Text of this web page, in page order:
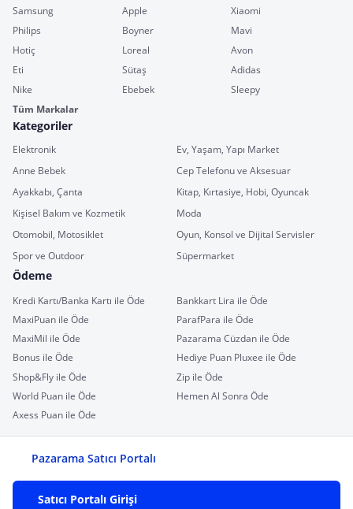
Samsung Apple
Xiaomi
Philips
Boyner
Mavi
Hotiç
Loreal
Avon
Eti
Sütaş
Adidas
Nike
Ebebek
Sleepy
Tüm Markalar
Kategoriler
Elektronik
Ev, Yaşam, Yapı Market
Anne Bebek
Cep Telefonu ve Aksesuar
Ayakkabı, Çanta
Kitap, Kırtasiye, Hobi, Oyuncak
Kişisel Bakım ve Kozmetik
Moda
Otomobil, Motosiklet
Oyun, Konsol ve Dijital Servisler
Spor ve Outdoor
Süpermarket
Ödeme
Kredi Kartı/Banka Kartı ile Öde
Bankkart Lira ile Öde
MaxiPuan ile Öde
ParafPara ile Öde
MaxiMil ile Öde
Pazarama Cüzdan ile Öde
Bonus ile Öde
Hediye Puan Pluxee ile Öde
Shop&Fly ile Öde
Zip ile Öde
World Puan ile Öde
Hemen Al Sonra Öde
Axess Puan ile Öde
Pazarama Satıcı Portalı
Satıcı Portalı Girişi